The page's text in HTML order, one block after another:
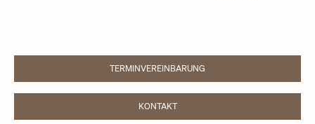
TERMINVEREINBARUNGLINK OPENS IN NEW TAB
KONTAKTLINK OPENS IN NEW TAB